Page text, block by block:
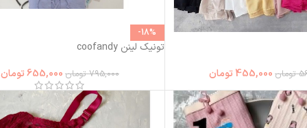
تومان 455,000 تومان
-18%
تونیک لینن coofandy
795,000 تومان 655,000تومان